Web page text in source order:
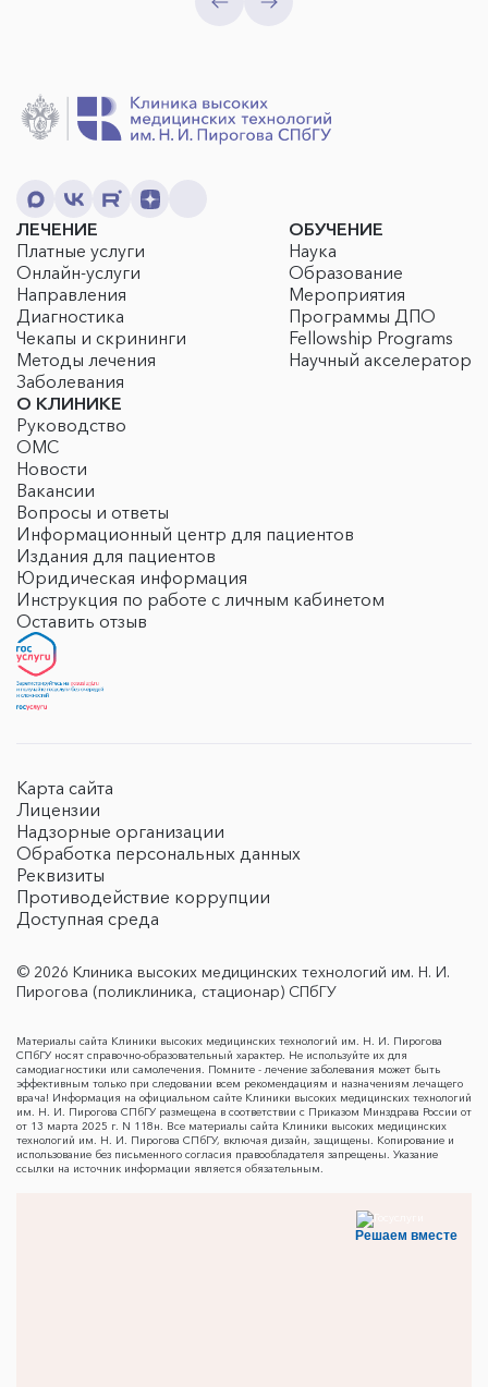
ЛЕЧЕНИЕ
Платные услуги
Онлайн-услуги
Направления
Диагностика
Чекапы и скрининги
Методы лечения
Заболевания
ОБУЧЕНИЕ
Наука
Образование
Мероприятия
Программы ДПО
Fellowship Programs
Научный акселератор
О КЛИНИКЕ
Руководство
ОМС
Новости
Вакансии
Вопросы и ответы
Информационный центр для пациентов
Издания для пациентов
Юридическая информация
Инструкция по работе с личным кабинетом
Оставить отзыв
Карта сайта
Лицензии
Надзорные организации
Обработка персональных данных
Реквизиты
Противодействие коррупции
Доступная среда
© 2026 Клиника высоких медицинских технологий им. Н. И.
Пирогова (поликлиника, стационар) СПбГУ
Материалы сайта Клиники высоких медицинских технологий им. Н. И. Пирогова
СПбГУ носят справочно-образовательный характер. Не используйте их для
самодиагностики или самолечения. Помните - лечение заболевания может быть
эффективным только при следовании всем рекомендациям и назначениям лечащего
врача! Информация на официальном сайте Клиники высоких медицинских технологий
им. Н. И. Пирогова СПбГУ размещена в соответствии с Приказом Минздрава России от
от 13 марта 2025 г. N 118н. Все материалы сайта Клиники высоких медицинских
технологий им. Н. И. Пирогова СПбГУ, включая дизайн, защищены. Копирование и
использование без письменного согласия правообладателя запрещены. Указание
ссылки на источник информации является обязательным.
Решаем вместе